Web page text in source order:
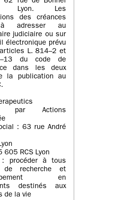
Lyon. Les
des créances
adresser au
judiciaire ou sur
électronique prévu
L. 814–2 et
du code de
dans les deux
la publication au
par Actions
: 63 rue André
605 RCS Lyon
: procéder à tous
de recherche et
en
destinés aux
de la vie